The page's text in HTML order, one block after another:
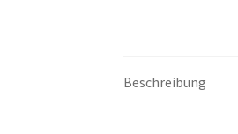
Beschreibung